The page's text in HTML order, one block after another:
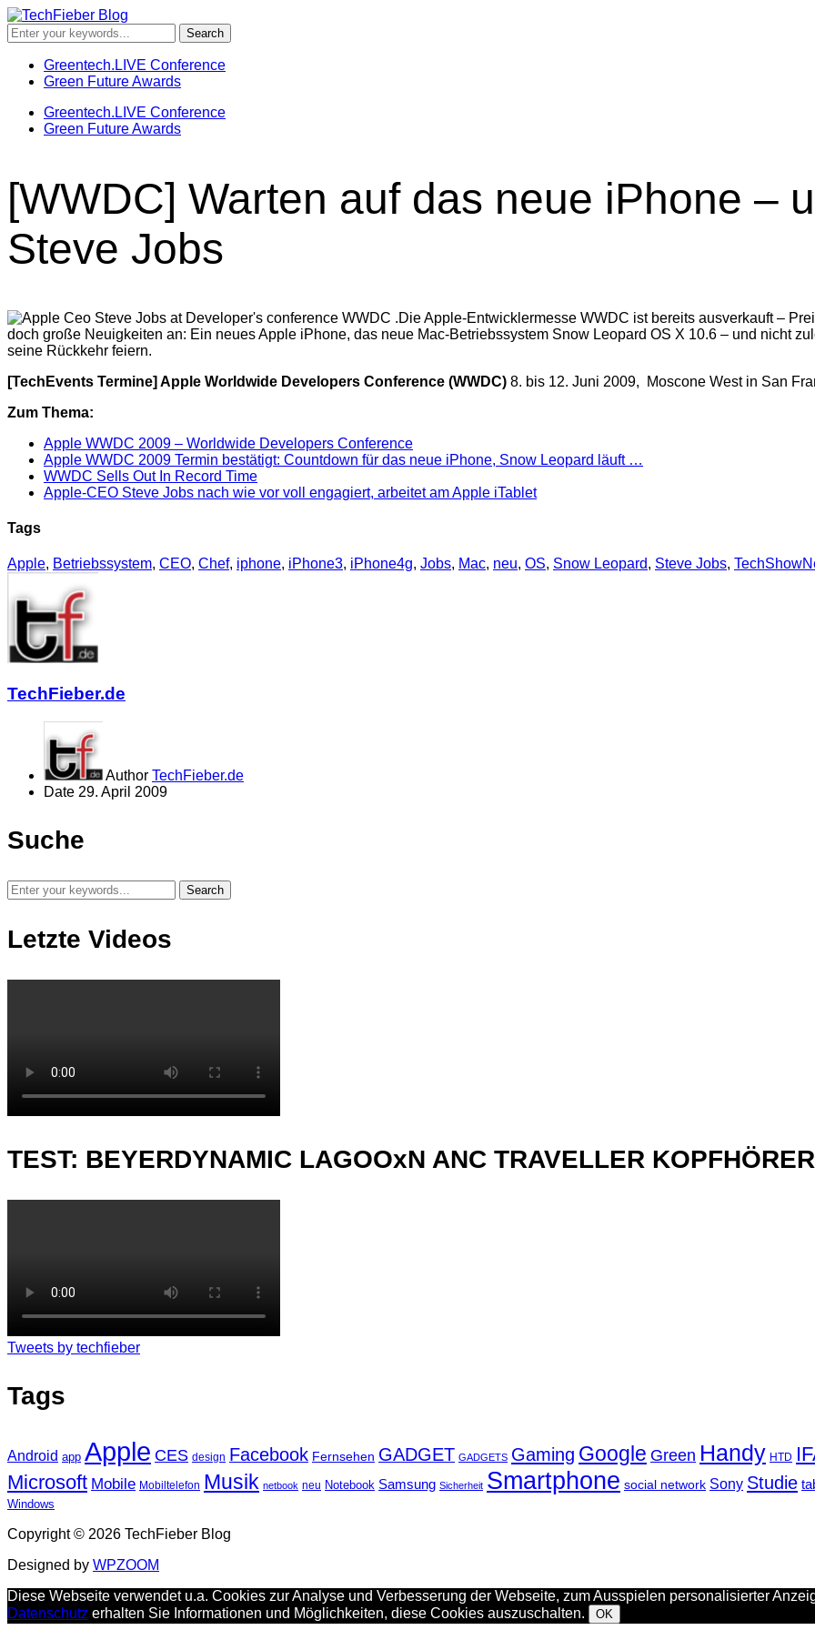
Greentech.LIVE Conference
Green Future Awards
Greentech.LIVE Conference
Green Future Awards
[WWDC] Warten auf das neue iPhone –
Steve Jobs
Die Apple-Entwicklermesse WWDC ist bereits ausverkauft –
doch große Neuigkeiten an: Ein neues Apple iPhone, das neue Mac-Betriebssystem Snow Leopard OS X 10.6 – und nicht
seine Rückkehr feiern.
[TechEvents Termine] Apple Worldwide Developers Conference (WWDC) 8. bis 12. Juni 2009,
Moscone West in San
Zum Thema:
Apple WWDC 2009 – Worldwide Developers Conference
Apple WWDC 2009 Termin bestätigt: Countdown für das neue iPhone, Snow Leopard läuft …
WWDC Sells Out In Record Time
Apple-CEO Steve Jobs nach wie vor voll engagiert, arbeitet am Apple iTablet
Tags
Apple, Betriebssystem, CEO, Chef, iphone, iPhone3, iPhone4g, Jobs, Mac, neu, OS, Snow Leopard, Steve Jobs,
TechFieber.de
Author TechFieber.de
Date 29. April 2009
Suche
Letzte Videos
TEST: BEYERDYNAMIC LAGOOxN ANC TRAVELLER KOPFHÖRER
Tweets by techfieber
Tags
Android app Apple CES design Facebook Fernsehen GADGET GADGETS Gaming Google Green Handy HTD
Microsoft Mobile Mobiltelefon Musik netbook neu Notebook Samsung Sicherheit Smartphone social network Sony Studie
Windows
Copyright © 2026 TechFieber Blog
Designed by WPZOOM
Diese Webseite verwendet u.a. Cookies zur Analyse und Verbesserung der Webseite, zum Ausspielen personalisierter
Datenschutz erhalten Sie Informationen und Möglichkeiten, diese Cookies auszuschalten. OK